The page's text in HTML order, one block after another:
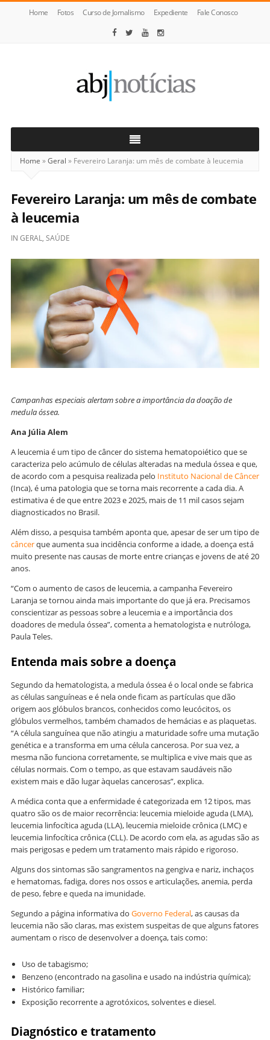
Home Fotos Curso de Jornalismo Expediente Fale Conosco
Notícias
Home »Geral » Fevereiro Laranja: um mês de combate à leucemia
Fevereiro Laranja: um mês de combate
à leucemia
IN GERAL, SAÚDE
Campanhas especiais alertam sobre a importância da doação de
medula óssea.
Ana Júlia Alem
A leucemia é um tipo de câncer do sistema hematopoiético que se
caracteriza pelo acúmulo de células alteradas na medula óssea e que,
de acordo com a pesquisa realizada pelo Instituto Nacional de Câncer
(Inca), é uma patologia que se torna mais recorrente a cada dia. A
estimativa é de que entre 2023 e 2025, mais de 11 mil casos sejam
diagnosticados no Brasil.
Além disso, a pesquisa também aponta que, apesar de ser um tipo de
câncerque aumenta sua incidência conforme a idade, a doença está
muito presente nas causas de morte entre crianças e jovens de até 20
anos.
“Com o aumento de casos de leucemia, a campanha Fevereiro
Laranja se tornou ainda mais importante do que já era. Precisamos
conscientizar as pessoas sobre a leucemia e a importância dos
doadores de medula óssea”, comenta a hematologista e nutróloga,
Paula Teles.
Entenda mais sobre a doença
Segundo da hematologista, a medula óssea é o local onde se fabrica
as células sanguíneas e é nela onde ficam as partículas que dão
origem aos glóbulos brancos, conhecidos como leucócitos, os
glóbulos vermelhos, também chamados de hemácias e as plaquetas.
“A célula sanguínea que não atingiu a maturidade sofre uma mutação
genética e a transforma em uma célula cancerosa. Por sua vez, a
mesma não funciona corretamente, se multiplica e vive mais que as
células normais. Com o tempo, as que estavam saudáveis não
existem mais e dão lugar àquelas cancerosas”, explica.
A médica conta que a enfermidade é categorizada em 12 tipos, mas
quatro são os de maior recorrência: leucemia mieloide aguda (LMA),
leucemia linfocítica aguda (LLA), leucemia mieloide crônica (LMC) e
leucemia linfocítica crônica (CLL). De acordo com ela, as agudas são as
mais perigosas e pedem um tratamento mais rápido e rigoroso.
Alguns dos sintomas são sangramentos na gengiva e nariz, inchaços
e hematomas, fadiga, dores nos ossos e articulações, anemia, perda
de peso, febre e queda na imunidade.
Segundo a página informativa do Governo Federal, as causas da
leucemia não são claras, mas existem suspeitas de que alguns fatores
aumentam o risco de desenvolver a doença, tais como:
Uso de tabagismo;
Benzeno (encontrado na gasolina e usado na indústria química);
Histórico familiar;
Exposição recorrente a agrotóxicos, solventes e diesel.
Diagnóstico e tratamento